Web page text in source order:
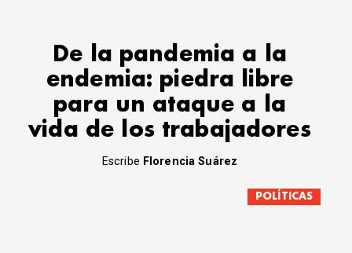
De la pandemia a la
endemia: piedra libre
para un ataque a la
vida de los trabajadores
Escribe Florencia Suárez
POLÍTICAS